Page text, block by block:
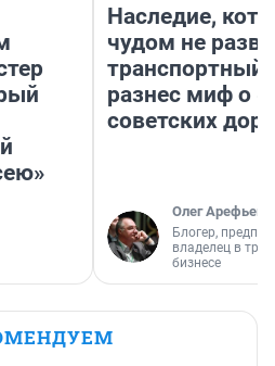
Наследие,
чудом не
транспортный
разнес миф о
советских
Олег Арефьев
Блогер,
владелец в
бизнесе